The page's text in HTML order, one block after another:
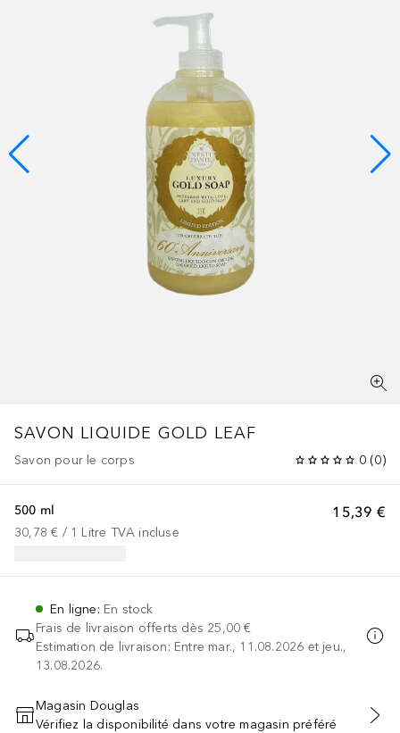
SAVON LIQUIDE GOLD LEAF
Savon pour le corps 0 (0)
15,39 €
500 ml
30,78 € / 1 Litre TVA incluse
En ligne: En stock
Frais de livraison offerts dès 25,00 €
Estimation de livraison: Entre mar., 11.08.2026 et jeu.,
13.08.2026.
AJOUTER AU PANIER
Magasin Douglas
Vérifiez la disponibilité dans votre magasin préféré